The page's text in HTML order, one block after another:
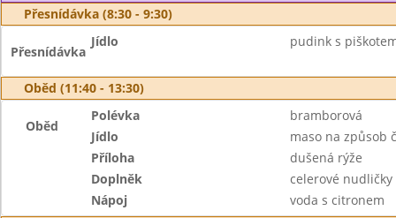
Přesnídávka (8:30 - 9:30)
Přesnídávka
Jídlo pudink s
Oběd (11:40 - 13:30)
Oběd
Polévka
bramborová
Jídlo
maso na způsob
Příloha
dušená rýže
Doplněk
celerové nudličky
Nápoj
voda s citronem